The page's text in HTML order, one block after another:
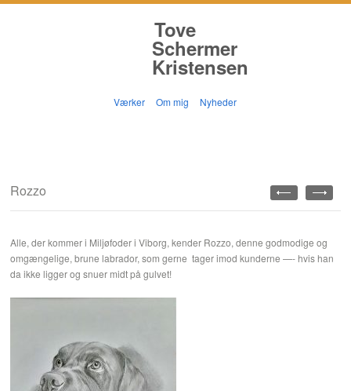
Tove
Schermer
Kristensen
Værker Om mig Nyheder
Rozzo
Alle, der kommer i Miljøfoder i Viborg, kender Rozzo, denne godmodige og
omgængelige, brune labrador, som gerne tager imod kunderne —- hvis han
da ikke ligger og snuer midt på gulvet!